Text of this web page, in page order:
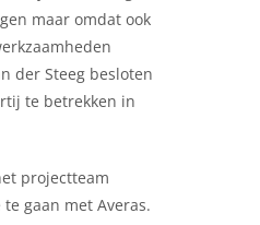
maar omdat ook
der Steeg besloten
te betrekken in
projectteam
gaan met Averas.